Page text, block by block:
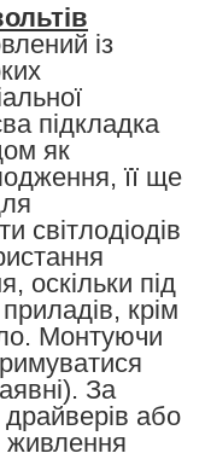
із
підкладка
як
її ще
світлодіодів
оскільки під
крім
Монтуючи
За
або
живлення